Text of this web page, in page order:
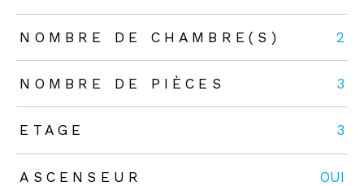
NOMBRE DE CHAMBRE(S) 2
NOMBRE DE PIÈCES 3
ETAGE 3
ASCENSEUR OUI